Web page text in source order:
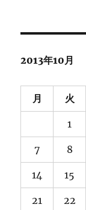
ブ
2013年10月
月 火
1
7 8
14 15
21 22